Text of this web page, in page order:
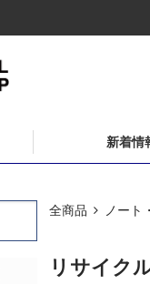
新着情
全商品 ノート
リサイク